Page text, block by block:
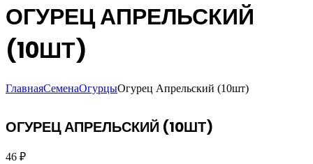
ОГУРЕЦ АПРЕЛЬСКИЙ
(10ШТ)
ГлавнаяСеменаОгурцыОгурец Апрельский (10шт)
ОГУРЕЦ АПРЕЛЬСКИЙ (10ШТ)
46 ₽